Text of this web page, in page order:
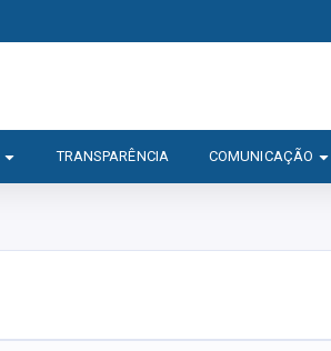
TRANSPARÊNCIA COMUNICAÇÃO